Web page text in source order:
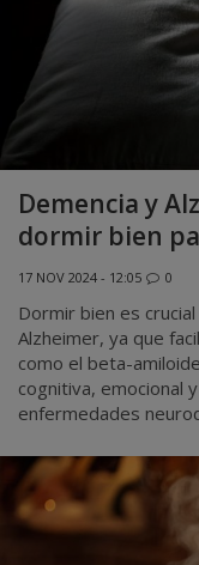
Demencia y
dormir bien
17 NOV 2024 - 12:05 0
Dormir bien es
Alzheimer, ya que
como el beta-
cognitiva, emocional
enfermedades